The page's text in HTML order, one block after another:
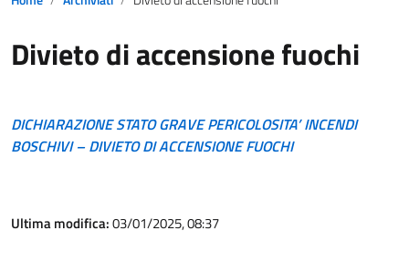
Divieto di accensione fuochi
DICHIARAZIONE STATO GRAVE PERICOLOSITA’ INCENDI
BOSCHIVI – DIVIETO DI ACCENSIONE FUOCHI
Ultima modifica:03/01/2025, 08:37